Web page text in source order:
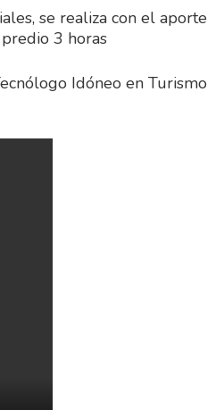
se realiza con el aporte
3 horas
Idóneo en Turismo